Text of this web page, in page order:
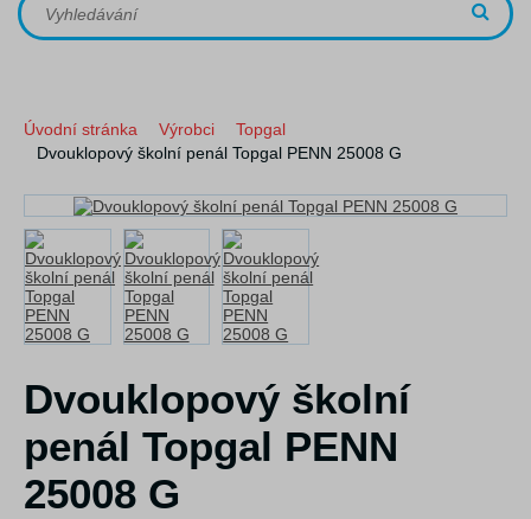
Úvodní stránka Výrobci
Topgal
Dvouklopový školní penál Topgal PENN 25008 G
Dvouklopový školní
penál Topgal PENN
25008 G